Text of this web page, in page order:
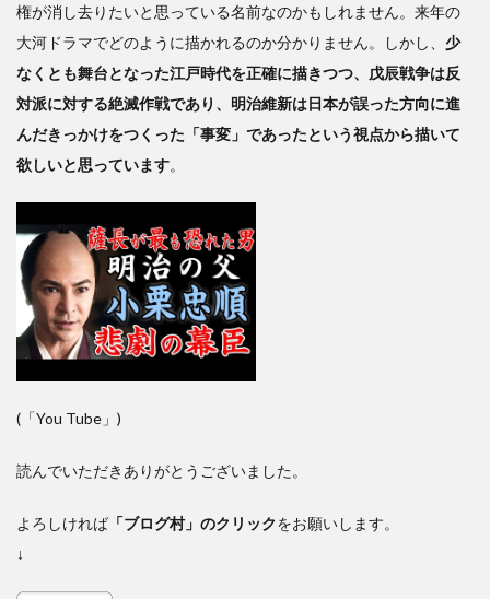
権が消し去りたいと思っている名前なのかもしれません。来年の
大河ドラマでどのように描かれるのか分かりません。しかし、 少
なくとも舞台となった江戸時代を正確に描きつつ、戊辰戦争は反
対派に対する絶滅作戦であり、明治維新は日本が誤った方向に進
んだきっかけをつくった「事変」であったという視点から描いて
欲しいと思っています。
(「You Tube」)
読んでいただきありがとうございました。
よろしければ 「ブログ村」のクリックをお願いします。
↓